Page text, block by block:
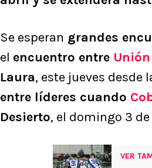
Se esperan grandes
el encuentro entre
Laura, este jueves desde
entre líderes cuando
Desierto, el domingo 3
VER